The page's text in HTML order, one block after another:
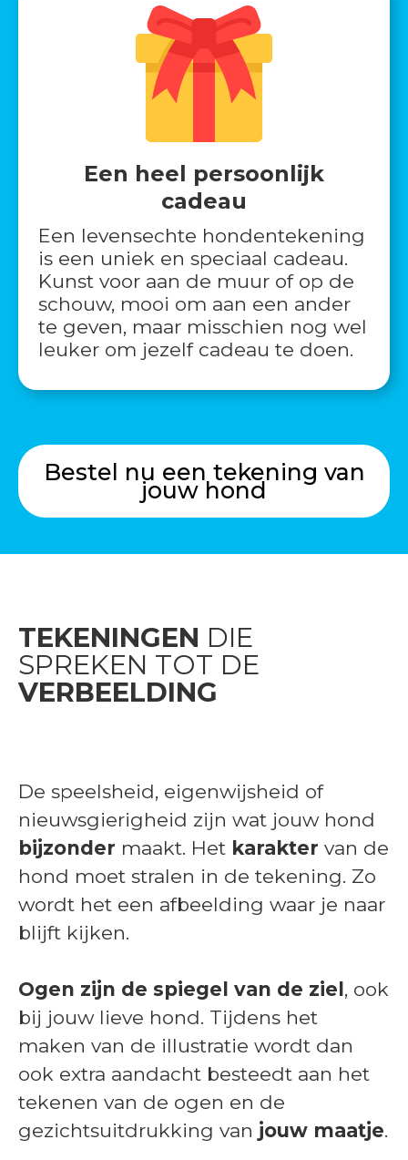
Een heel persoonlijk
cadeau
Een levensechte hondentekening
is een uniek en speciaal cadeau.
Kunst voor aan de muur of op de
schouw, mooi om aan een ander
te geven, maar misschien nog wel
leuker om jezelf cadeau te doen.
Bestel nu een tekening van
jouw hond
TEKENINGEN DIE
SPREKEN TOT DE
VERBEELDING
De speelsheid, eigenwijsheid of
nieuwsgierigheid zijn wat jouw hond
bijzonder maakt. Het karakter van de
hond moet stralen in de tekening. Zo
wordt het een afbeelding waar je naar
blijft kijken.
Ogen zijn de spiegel van de ziel, ook
bij jouw lieve hond. Tijdens het
maken van de illustratie wordt dan
ook extra aandacht besteedt aan het
tekenen van de ogen en de
gezichtsuitdrukking van jouw maatje.